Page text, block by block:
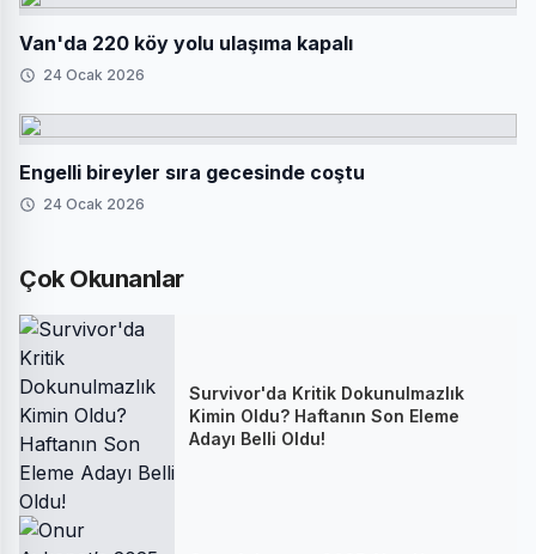
Van'da 220 köy yolu ulaşıma kapalı
24 Ocak 2026
Engelli bireyler sıra gecesinde coştu
24 Ocak 2026
Çok Okunanlar
Survivor'da Kritik Dokunulmazlık
Kimin Oldu? Haftanın Son Eleme
Adayı Belli Oldu!